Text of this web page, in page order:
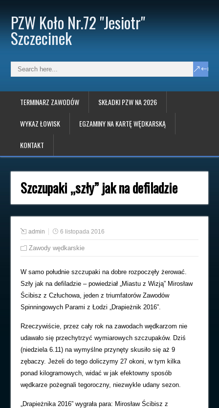
PZW Koło Nr.72 "Jesiotr"
Szczecinek
TERMINARZ ZAWODÓW SKŁADKI PZW NA 2026
WYKAZ ŁOWISK EGZAMINY NA KARTĘ WĘDKARSKĄ
KONTAKT
Szczupaki „szły” jak na defiladzie
admin 6 listopada 2016
Zawody wędkarskie
W samo południe szczupaki na dobre rozpoczęły żerować.
Szły jak na defiladzie – powiedział „Miastu z Wizją” Mirosław
Ścibisz z Człuchowa, jeden z triumfatorów Zawodów
Spinningowych Parami z Łodzi „Drapieżnik 2016”.
Rzeczywiście, przez cały rok na zawodach wędkarzom nie
udawało się przechytrzyć wymiarowych szczupaków. Dziś
(niedziela 6.11) na wymyślne przynęty skusiło się aż 9
zębaczy. Jeżeli do tego doliczymy 27 okoni, w tym kilka
ponad kilogramowych, widać w jak efektowny sposób
wędkarze pożegnali tegoroczny, niezwykle udany sezon.
„Drapieżnika 2016” wygrała para: Mirosław Ścibisz z